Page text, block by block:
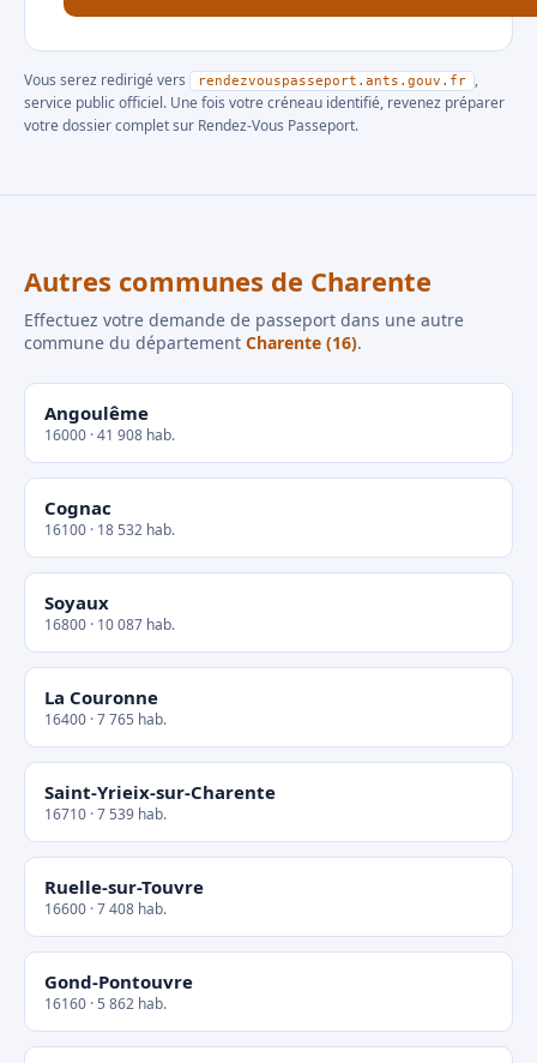
Vous serez redirigé vers rendezvouspasseport.ants.gouv.fr
,
service public officiel. Une fois votre créneau identifié, revenez préparer
votre dossier complet sur Rendez-Vous Passeport.
Autres communes de Charente
Effectuez votre demande de passeport dans une autre
commune du département Charente (16).
Angoulême
16000 · 41 908 hab.
Cognac
16100 · 18 532 hab.
Soyaux
16800 · 10 087 hab.
La Couronne
16400 · 7 765 hab.
Saint-Yrieix-sur-Charente
16710 · 7 539 hab.
Ruelle-sur-Touvre
16600 · 7 408 hab.
Gond-Pontouvre
16160 · 5 862 hab.